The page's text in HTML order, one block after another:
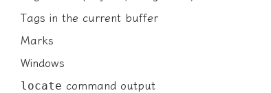
Tags in the current buffer
Marks
Windows
locate command output